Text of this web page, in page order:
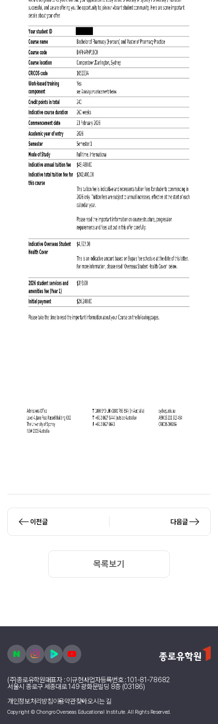
이전글 다음글
목록보기
(주)종로유학원대표자 : 이규헌사업자등록번호 : 101-81-78682
서울시 종로구 세종대로 149 광화문빌딩 8층 (03186)
개인정보처리방침이용약관찾아오시는 길
Copyright © Chongro Overseas Educational Institute. All Rights Reserved.